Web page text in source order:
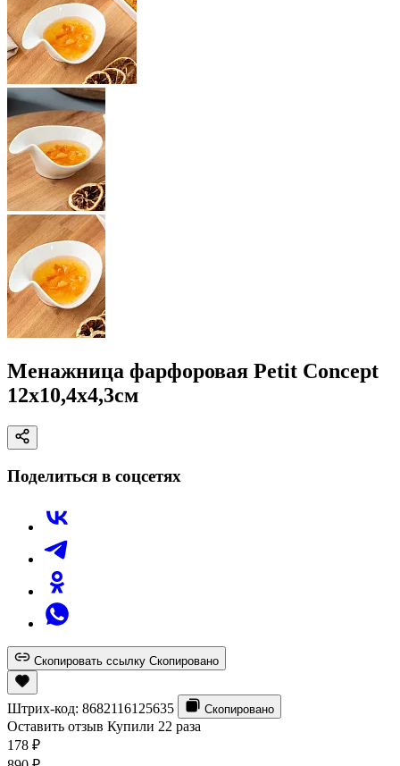
Менажница фарфоровая Petit Concept
12x10,4x4,3см
Поделиться в соцсетях
Скопировать ссылку Скопировано
Штрих-код: 8682116125635 Скопировано
Оставить отзыв Купили 22 раза
178 ₽